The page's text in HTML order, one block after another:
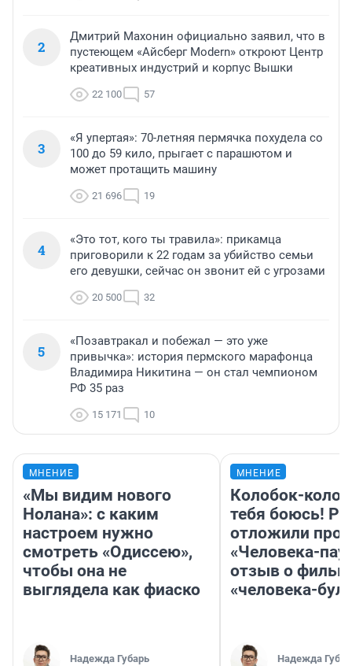
2
Дмитрий Махонин официально заявил, что в
пустеющем «Айсберг Modern» откроют Центр
креативных индустрий и корпус Вышки
22 100 57
3
«Я упертая»: 70-летняя пермячка похудела со
100 до 59 кило, прыгает с парашютом и
может протащить машину
21 696 19
4
«Это тот, кого ты травила»: прикамца
приговорили к 22 годам за убийство семьи
его девушки, сейчас он звонит ей с угрозами
20 500 32
5
«Позавтракал и побежал — это уже
привычка»: история пермского марафонца
Владимира Никитина — он стал чемпионом
РФ 35 раз
15 171 10
МНЕНИЕ
«Мы видим нового
Нолана»: с каким
настроем нужно
смотреть «Одиссею»,
чтобы она не
выглядела как фиаско
Надежда Губарь
МНЕНИЕ
Колобок-
тебя боюсь!
отложили
«Человека-
отзыв о
«человека-
Надежда